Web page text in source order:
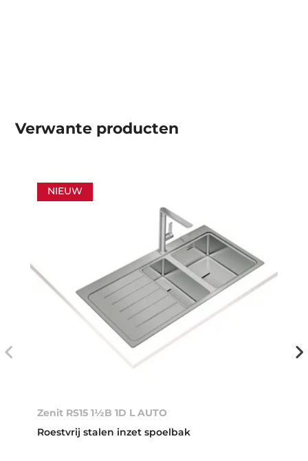
Verwante producten
NIEUW
Zenit RS15 1½B 1D L AUTO
Roestvrij stalen inzet spoelbak